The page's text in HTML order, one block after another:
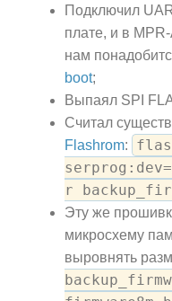
Подключил
плате, и в
нам
boot;
Выпаял SPI
Считал
Flashrom:
r
Эту же
микросхему
выровнять